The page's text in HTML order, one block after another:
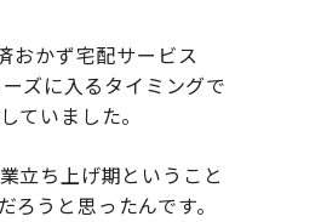
おかず宅配サービス
ズに入るタイミングで
ていました。
立ち上げ期ということ
うと思ったんです。